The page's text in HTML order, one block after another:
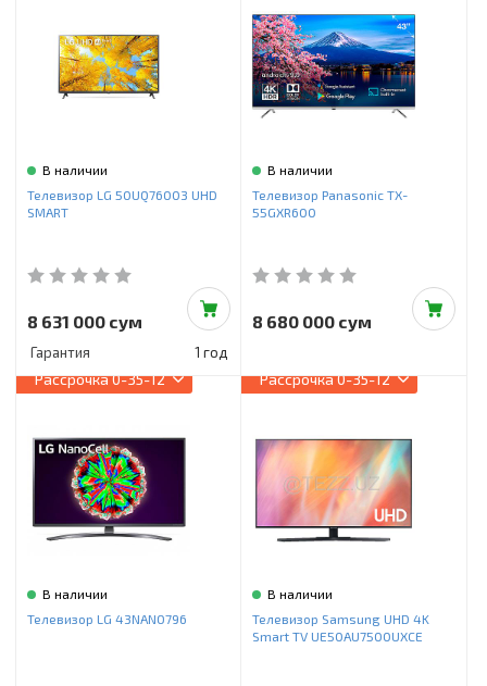
В наличии
Телевизор LG 50UQ76003 UHD
SMART
8 631 000 сум
Гарантия 1 год
В наличии
Телевизор Panasonic TX-
55GXR600
8 680 000 сум
Рассрочка0-35-12
В наличии
Телевизор LG 43NANO796
Рассрочка0-35-12
В наличии
Телевизор Samsung UHD 4K
Smart TV UE50AU7500UXCE